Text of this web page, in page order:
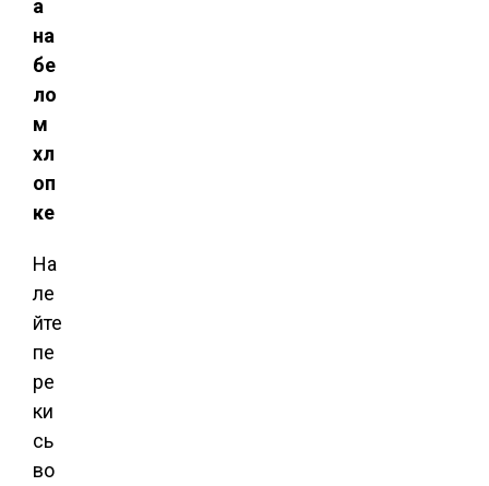
а
на
бе
ло
м
хл
оп
ке
На
ле
йте
пе
ре
ки
сь
во